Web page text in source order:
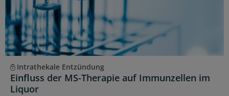
Intrathekale Entzündung
Einfluss der MS-Therapie auf Immunzellen im
Liquor